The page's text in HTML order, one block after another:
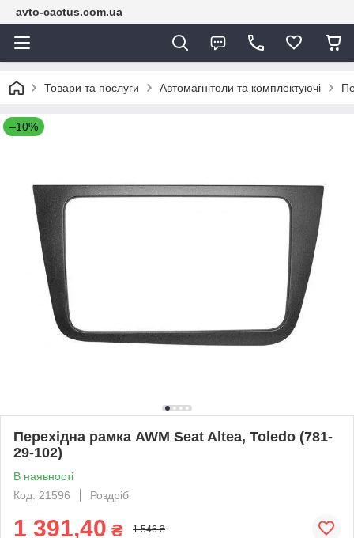
avto-cactus.com.ua
Товари та послуги Автомагнітоли та комплектуючі
–10%
Перехідна рамка AWM Seat Altea, Toledo (781-
29-102)
В наявності
Код: 21596
Роздріб
1 391,40 ₴ 1 546 ₴